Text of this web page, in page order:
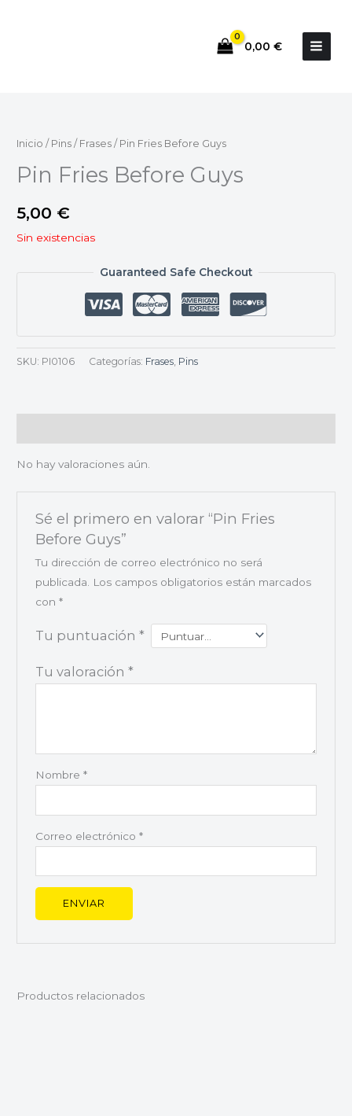
0,00 €
Inicio / Pins / Frases / Pin Fries Before Guys
Pin Fries Before Guys
5,00 €
Sin existencias
Guaranteed Safe Checkout
SKU: PI0106 Categorías: Frases, Pins
No hay valoraciones aún.
Sé el primero en valorar “Pin Fries
Before Guys”
Tu dirección de correo electrónico no será
publicada.
Los campos obligatorios están marcados
con *
Tu puntuación *
Tu valoración *
Nombre *
Correo electrónico *
Productos relacionados